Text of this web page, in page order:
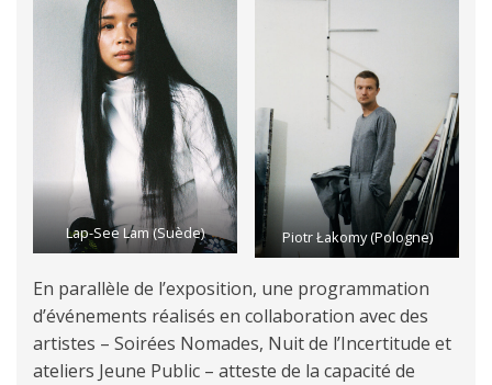
Lap-See Lam (Suède) Piotr Łakomy (Pologne)
En parallèle de l’exposition, une programmation
d’événements réalisés en collaboration avec des
artistes – Soirées Nomades, Nuit de l’Incertitude et
ateliers Jeune Public – atteste de la capacité de